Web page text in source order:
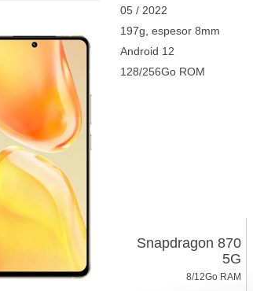
05 / 2022
197g, espesor 8mm
Android 12
128/256Go ROM
Snapdragon 870
5G
8/12Go RAM